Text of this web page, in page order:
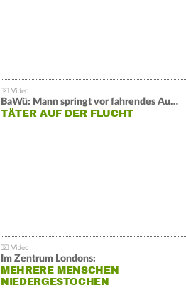
BaWü: Mann springt vor fahrendes Auto und schießt
TÄTER AUF DER FLUCHT
Im Zentrum Londons:
MEHRERE MENSCHEN
NIEDERGESTOCHEN